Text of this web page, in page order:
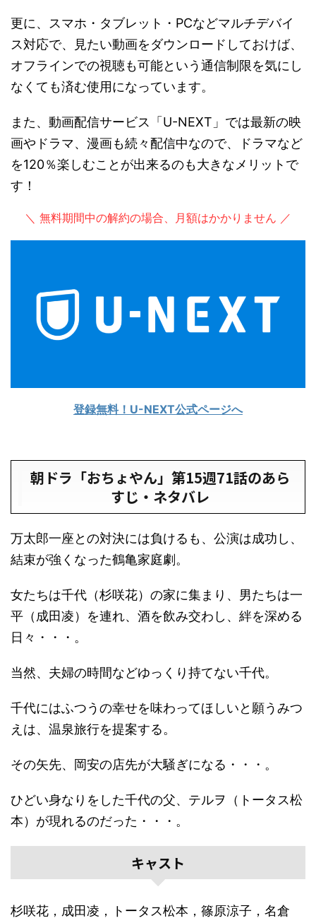
更に、スマホ・タブレット・PCなどマルチデバイ
ス対応で、見たい動画をダウンロードしておけば、
オフラインでの視聴も可能という通信制限を気にし
なくても済む使用になっています。
また、動画配信サービス「U-NEXT」では最新の映
画やドラマ、漫画も続々配信中なので、ドラマなど
を120％楽しむことが出来るのも大きなメリットで
す！
＼ 無料期間中の解約の場合、月額はかかりません ／
登録無料！U-NEXT公式ページへ
朝ドラ「おちょやん」第15週71話のあら
すじ・ネタバレ
万太郎一座との対決には負けるも、公演は成功し、
結束が強くなった鶴亀家庭劇。
女たちは千代（杉咲花）の家に集まり、男たちは一
平（成田凌）を連れ、酒を飲み交わし、絆を深める
日々・・・。
当然、夫婦の時間などゆっくり持てない千代。
千代にはふつうの幸せを味わってほしいと願うみつ
えは、温泉旅行を提案する。
その矢先、岡安の店先が大騒ぎになる・・・。
ひどい身なりをした千代の父、テルヲ（トータス松
本）が現れるのだった・・・。
キャスト
杉咲花，成田凌，トータス松本，篠原涼子，名倉